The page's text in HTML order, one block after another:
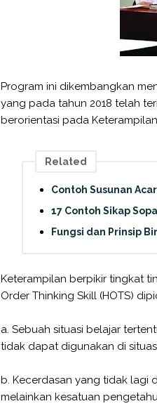
Program ini dikembangkan
yang pada tahun 2018 telah
berorientasi pada
Related
Contoh Susunan
17 Contoh Sikap
Fungsi dan Prinsip
Keterampilan berpikir tingkat
Order Thinking Skill (HOTS)
a. Sebuah situasi belajar
tidak dapat digunakan di
b. Kecerdasan yang tidak lagi
melainkan kesatuan